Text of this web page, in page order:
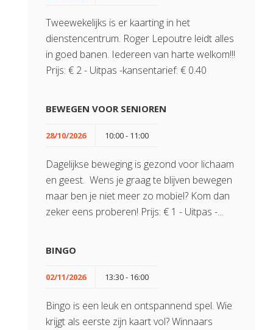
Tweewekelijks is er kaarting in het
dienstencentrum. Roger Lepoutre leidt alles
in goed banen. Iedereen van harte welkom!!!
Prijs: € 2 - Uitpas -kansentarief: € 0.40
BEWEGEN VOOR SENIOREN
28/10/2026 10:00 - 11:00
Dagelijkse beweging is gezond voor lichaam
en geest. Wens je graag te blijven bewegen
maar ben je niet meer zo mobiel? Kom dan
zeker eens proberen! Prijs: € 1 - Uitpas -...
BINGO
02/11/2026 13:30 - 16:00
Bingo is een leuk en ontspannend spel. Wie
krijgt als eerste zijn kaart vol? Winnaars